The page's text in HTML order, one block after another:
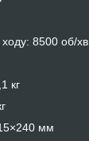
ходу: 8500 об/хв
кг
мм